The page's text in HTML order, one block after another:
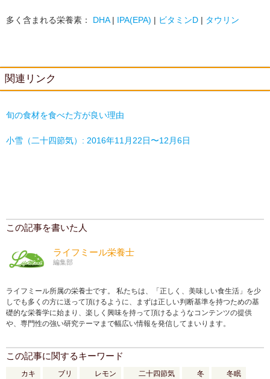
多く含まれる栄養素： DHA| IPA(EPA) | ビタミンD | タウリン
関連リンク
旬の食材を食べた方が良い理由
小雪（二十四節気）: 2016年11月22日〜12月6日
この記事を書いた人
ライフミール栄養士
編集部
ライフミール所属の栄養士です。 私たちは、「正しく、美味しい食生活」を少
しでも多くの方に送って頂けるように、まずは正しい判断基準を持つための基
礎的な栄養学に始まり、楽しく興味を持って頂けるようなコンテンツの提供
や、専門性の強い研究テーマまで幅広い情報を発信してまいります。
この記事に関するキーワード
カキ ブリ レモン 二十四節気 冬 冬眠